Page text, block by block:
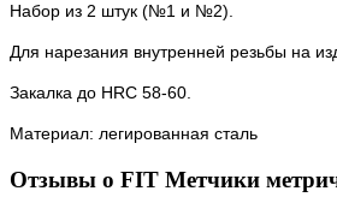
Набор из 2 штук (№1 и №2).
Для нарезания внутренней резьбы на
Закалка до HRC 58-60.
Материал: легированная сталь
Отзывы о FIT Метчики